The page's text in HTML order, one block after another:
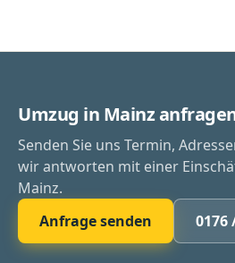
Umzug in Mainz
Senden Sie uns Termin,
wir antworten mit einer
Mainz.
Anfrage senden
0176